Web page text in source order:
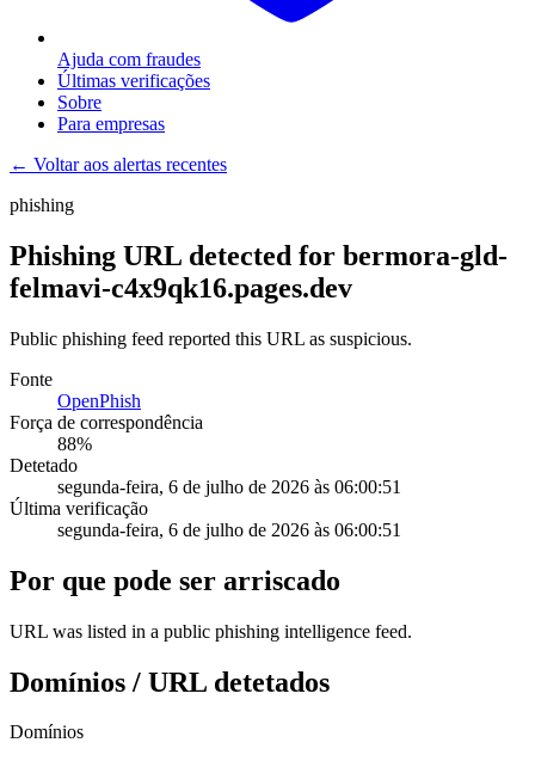
Ajuda com fraudes
Últimas verificações
Sobre
Para empresas
← Voltar aos alertas recentes
phishing
Phishing URL detected for bermora-gld-
felmavi-c4x9qk16.pages.dev
Public phishing feed reported this URL as suspicious.
Fonte
OpenPhish
Força de correspondência
88%
Detetado
segunda-feira, 6 de julho de 2026 às 06:00:51
Última verificação
segunda-feira, 6 de julho de 2026 às 06:00:51
Por que pode ser arriscado
URL was listed in a public phishing intelligence feed.
Domínios / URL detetados
Domínios